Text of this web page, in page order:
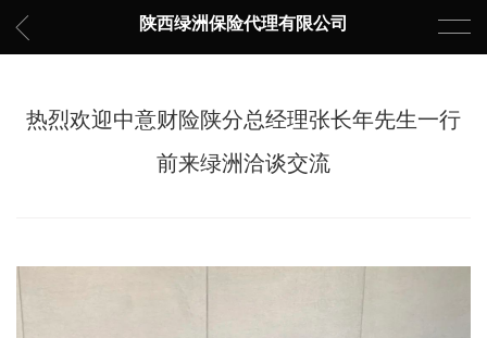
陕西绿洲保险代理有限公司
热烈欢迎中意财险陕分总经理张长年先生一行
前来绿洲洽谈交流